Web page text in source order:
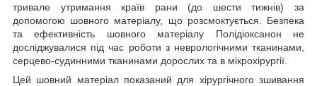
тривале утримання країв рани (до шести тижнів) за
допомогою шовного матеріалу, що розсмоктується. Безпека
та ефективність шовного матеріалу Полідіоксанон не
досліджувалися під час роботи з неврологічними тканинами,
серцево-судинними тканинами дорослих та в мікрохірургії.
Цей шовний матеріал показаний для хірургічного зшивання